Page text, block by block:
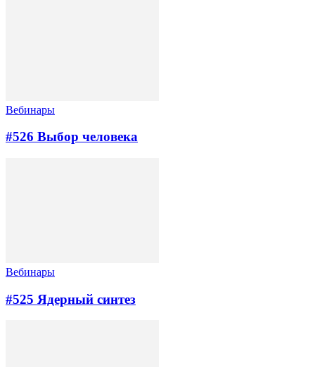
Вебинары
#526 Выбор человека
Вебинары
#525 Ядерный синтез